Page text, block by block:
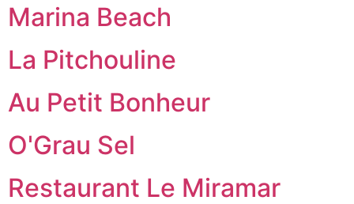
Marina Beach
La Pitchouline
Au Petit Bonheur
O'Grau Sel
Restaurant Le Miramar